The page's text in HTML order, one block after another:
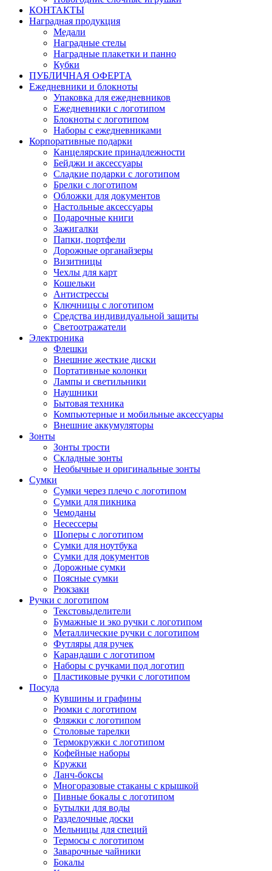
КОНТАКТЫ
Наградная продукция
Медали
Наградные стелы
Наградные плакетки и панно
Кубки
ПУБЛИЧНАЯ ОФЕРТА
Ежедневники и блокноты
Упаковка для ежедневников
Ежедневники с логотипом
Блокноты с логотипом
Наборы с ежедневниками
Корпоративные подарки
Канцелярские принадлежности
Бейджи и аксессуары
Сладкие подарки с логотипом
Брелки с логотипом
Обложки для документов
Настольные аксессуары
Подарочные книги
Зажигалки
Папки, портфели
Дорожные органайзеры
Визитницы
Чехлы для карт
Кошельки
Антистрессы
Ключницы с логотипом
Средства индивидуальной защиты
Светоотражатели
Электроника
Флешки
Внешние жесткие диски
Портативные колонки
Лампы и светильники
Наушники
Бытовая техника
Компьютерные и мобильные аксессуары
Внешние аккумуляторы
Зонты
Зонты трости
Складные зонты
Необычные и оригинальные зонты
Сумки
Сумки через плечо с логотипом
Сумки для пикника
Чемоданы
Несессеры
Шоперы с логотипом
Сумки для ноутбука
Сумки для документов
Дорожные сумки
Поясные сумки
Рюкзаки
Ручки с логотипом
Текстовыделители
Бумажные и эко ручки с логотипом
Металлические ручки с логотипом
Футляры для ручек
Карандаши с логотипом
Наборы с ручками под логотип
Пластиковые ручки с логотипом
Посуда
Кувшины и графины
Рюмки с логотипом
Фляжки с логотипом
Столовые тарелки
Термокружки с логотипом
Кофейные наборы
Кружки
Ланч-боксы
Многоразовые стаканы с крышкой
Пивные бокалы с логотипом
Бутылки для воды
Разделочные доски
Мельницы для специй
Термосы с логотипом
Заварочные чайники
Бокалы